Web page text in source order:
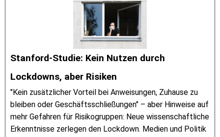
Stanford-Studie: Kein Nutzen durch
Lockdowns, aber Risiken
"Kein zusätzlicher Vorteil bei Anweisungen, Zuhause zu
bleiben oder Geschäftsschließungen" – aber Hinweise auf
mehr Gefahren für Risikogruppen: Neue wissenschaftliche
Erkenntnisse zerlegen den Lockdown. Medien und Politik